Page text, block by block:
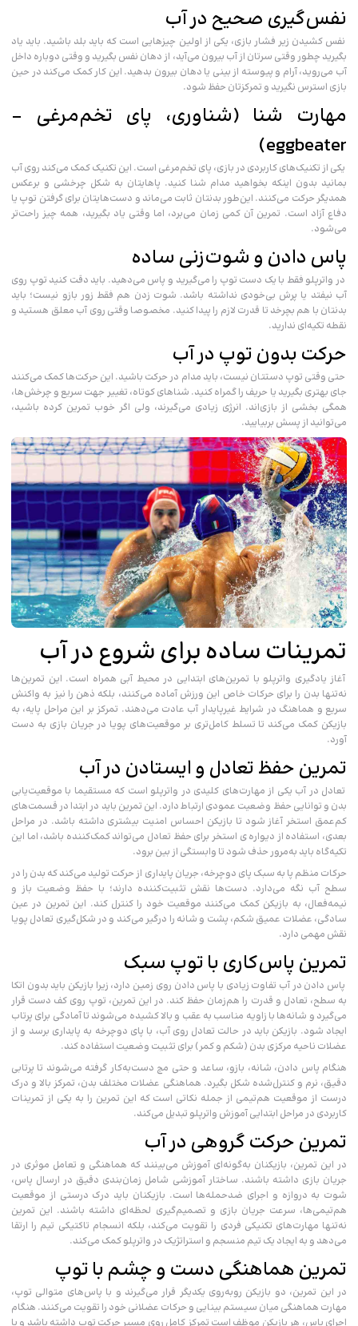
نفس‌گیری صحیح در آب
نفس کشیدن زیر فشار بازی، یکی از اولین چیزهایی است که باید بلد باشید. باید یاد
بگیرید چطور وقتی سرتان از آب بیرون می‌آید، از دهان نفس بگیرید و وقتی دوباره داخل
آب می‌روید، آرام و پیوسته از بینی یا دهان بیرون بدهید. این کار کمک می‌کند در حین
بازی استرس نگیرید و تمرکزتان حفظ شود.
مهارت شنا (شناوری، پای تخم‌مرغی –
eggbeater)
یکی از تکنیک‌های کاربردی در بازی، پای تخم‌مرغی است. این تکنیک کمک می‌کند روی آب
بمانید بدون اینکه بخواهید مدام شنا کنید. پاهایتان به شکل چرخشی و برعکس
همدیگر حرکت می‌کنند. این‌طور بدنتان ثابت می‌ماند و دست‌هایتان برای گرفتن توپ یا
دفاع آزاد است. تمرین آن کمی زمان می‌برد، اما وقتی یاد بگیرید، همه چیز راحت‌تر
می‌شود.
پاس دادن و شوت‌زنی ساده
در واترپلو فقط با یک دست توپ را می‌گیرید و پاس می‌دهید. باید دقت کنید توپ روی
آب نیفتد یا پرش بی‌خودی نداشته باشد. شوت زدن هم فقط زور بازو نیست؛ باید
بدنتان با هم بچرخد تا قدرت لازم را پیدا کنید. مخصوصا وقتی روی آب معلق هستید و
نقطه تکیه‌ای ندارید.
حرکت بدون توپ در آب
حتی وقتی توپ دستتان نیست، باید مدام در حرکت باشید. این حرکت‌ها کمک می‌کنند
جای بهتری بگیرید یا حریف را گمراه کنید. شناهای کوتاه، تغییر جهت سریع و چرخش‌ها،
همگی بخشی از بازی‌اند. انرژی زیادی می‌گیرند، ولی اگر خوب تمرین کرده باشید،
می‌توانید از پسش بربیایید.
تمرینات ساده برای شروع در آب
آغاز یادگیری واترپلو با تمرین‌های ابتدایی در محیط آبی همراه است. این تمرین‌ها
نه‌تنها بدن را برای حرکات خاص این ورزش آماده می‌کنند، بلکه ذهن را نیز به واکنش
سریع و هماهنگ در شرایط غیرپایدار آب عادت می‌دهند. تمرکز بر این مراحل پایه، به
بازیکن کمک می‌کند تا تسلط کامل‌تری بر موقعیت‌های پویا در جریان بازی به دست
آورد.
تمرین حفظ تعادل و ایستادن در آب
تعادل در آب یکی از مهارت‌های کلیدی در واترپلو است که مستقیما با موقعیت‌یابی
بدن و توانایی حفظ وضعیت عمودی ارتباط دارد. این تمرین باید در ابتدا در قسمت‌های
کم‌عمق استخر آغاز شود تا بازیکن احساس امنیت بیشتری داشته باشد. در مراحل
بعدی، استفاده از دیواره ی استخر برای حفظ تعادل می‌تواند کمک‌کننده باشد، اما این
تکیه‌گاه باید به‌مرور حذف شود تا وابستگی از بین برود.
حرکات منظم پا به سبک پای دوچرخه، جریان پایداری از حرکت تولید می‌کند که بدن را در
سطح آب نگه می‌دارد. دست‌ها نقش تثبیت‌کننده دارند؛ با حفظ وضعیت باز و
نیمه‌فعال، به بازیکن کمک می‌کنند موقعیت خود را کنترل کند. این تمرین در عین
سادگی، عضلات عمیق شکم، پشت و شانه را درگیر می‌کند و در شکل‌گیری تعادل پویا
نقش مهمی دارد.
تمرین پاس‌کاری با توپ سبک
پاس دادن در آب تفاوت زیادی با پاس دادن روی زمین دارد، زیرا بازیکن باید بدون اتکا
به سطح، تعادل و قدرت را هم‌زمان حفظ کند. در این تمرین، توپ روی کف دست قرار
می‌گیرد و شانه‌ها با زاویه مناسب به عقب و بالا کشیده می‌شوند تا آمادگی برای پرتاب
ایجاد شود. بازیکن باید در حالت تعادل روی آب، با پای دوچرخه به پایداری برسد و از
عضلات ناحیه مرکزی بدن (شکم و کمر) برای تثبیت وضعیت استفاده کند.
هنگام پاس دادن، شانه، بازو، ساعد و حتی مچ دست‌به‌کار گرفته می‌شوند تا پرتابی
دقیق، نرم و کنترل‌شده شکل بگیرد. هماهنگی عضلات مختلف بدن، تمرکز بالا و درک
درست از موقعیت هم‌تیمی از جمله نکاتی است که این تمرین را به یکی از تمرینات
کاربردی در مراحل ابتدایی آموزش واترپلو تبدیل می‌کند.
تمرین حرکت گروهی در آب
در این تمرین، بازیکنان به‌گونه‌ای آموزش می‌بینند که هماهنگی و تعامل موثری در
جریان بازی داشته باشند. ساختار آموزشی شامل زمان‌بندی دقیق در ارسال پاس،
شوت به دروازه و اجرای ضدحمله‌ها است. بازیکنان باید درک درستی از موقعیت
هم‌تیمی‌ها، سرعت جریان بازی و تصمیم‌گیری لحظه‌ای داشته باشند. این تمرین
نه‌تنها مهارت‌های تکنیکی فردی را تقویت می‌کند، بلکه انسجام تاکتیکی تیم را ارتقا
می‌دهد و به ایجاد یک تیم منسجم و استراتژیک در واترپلو کمک می‌کند.
تمرین هماهنگی دست و چشم با توپ
در این تمرین، دو بازیکن روبه‌روی یکدیگر قرار می‌گیرند و با پاس‌های متوالی توپ،
مهارت هماهنگی میان سیستم بینایی و حرکات عضلانی خود را تقویت می‌کنند. هنگام